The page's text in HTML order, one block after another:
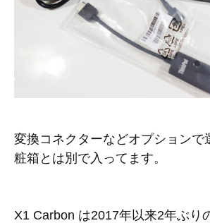
変換コネクターなどオプションで
粧箱とは別で入ってます。
X1 Carbon は2017年以来2年ぶり